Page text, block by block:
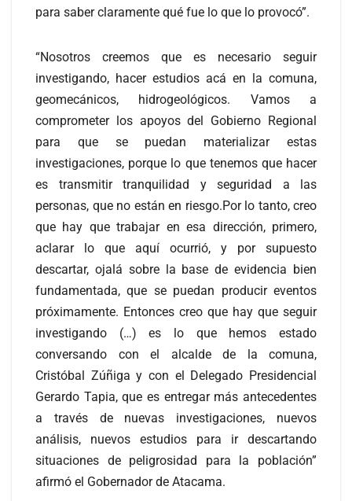
para saber claramente qué fue lo que lo provocó”.
“Nosotros creemos que es necesario seguir
investigando, hacer estudios acá en la comuna,
geomecánicos, hidrogeológicos. Vamos a
comprometer los apoyos del Gobierno Regional
para que se puedan materializar estas
investigaciones, porque lo que tenemos que hacer
es transmitir tranquilidad y seguridad a las
personas, que no están en riesgo.Por lo tanto, creo
que hay que trabajar en esa dirección, primero,
aclarar lo que aquí ocurrió, y por supuesto
descartar, ojalá sobre la base de evidencia bien
fundamentada, que se puedan producir eventos
próximamente. Entonces creo que hay que seguir
investigando (…) es lo que hemos estado
conversando con el alcalde de la comuna,
Cristóbal Zúñiga y con el Delegado Presidencial
Gerardo Tapia, que es entregar más antecedentes
a través de nuevas investigaciones, nuevos
análisis, nuevos estudios para ir descartando
situaciones de peligrosidad para la población”
afirmó el Gobernador de Atacama.